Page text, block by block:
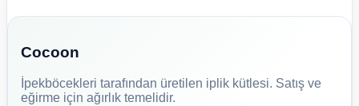
Cocoon
İpekböcekleri tarafından üretilen iplik kütlesi. Satış ve
eğirme için ağırlık temelidir.